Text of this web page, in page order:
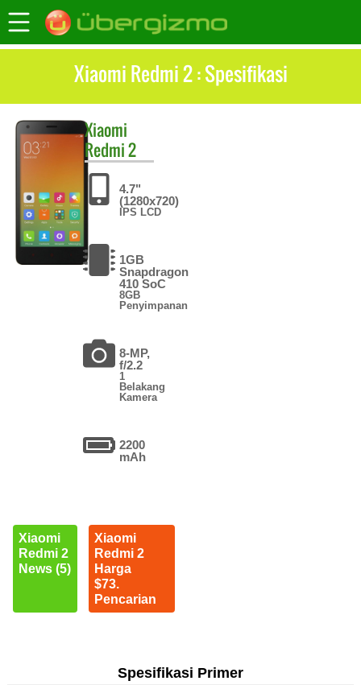
Xiaomi Redmi 2 : Spesifikasi
Xiaomi
Redmi 2
4.7"
(1280x720)
IPS LCD
1GB
Snapdragon
410 SoC
8GB
Penyimpanan
8-MP,
f/2.2
1
Belakang
Kamera
2200
mAh
Xiaomi
Redmi 2
News (5)
Xiaomi
Redmi 2
Harga
$73.
Pencarian
Spesifikasi Primer